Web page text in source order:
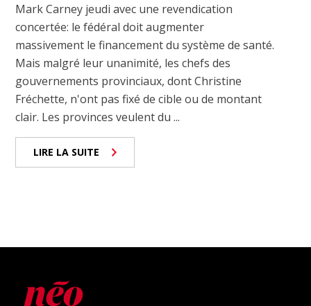
Mark Carney jeudi avec une revendication
concertée: le fédéral doit augmenter
massivement le financement du système de santé.
Mais malgré leur unanimité, les chefs des
gouvernements provinciaux, dont Christine
Fréchette, n'ont pas fixé de cible ou de montant
clair. Les provinces veulent du ...
LIRE LA SUITE